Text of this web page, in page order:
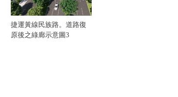
捷運黃線民族路。道路復
原後之綠廊示意圖3